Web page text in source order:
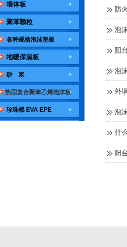
墙体板
聚苯颗粒
各种规格泡沫垫板
地暖保温板
砂 浆
热固复合聚苯乙烯泡沫板
珍珠棉 EVA EPE
防
泡
阳
泡
外
泡
什
阳